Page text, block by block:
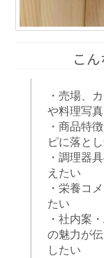
こ
・売場、
や料理写
・商品特
ピに落と
・調理器
えたい
・栄養コ
たい
・社内案
の魅力が
したい